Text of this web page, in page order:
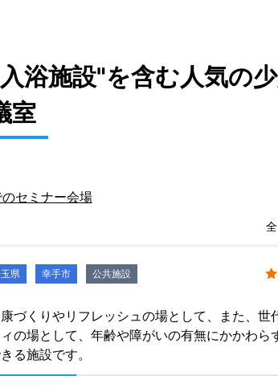
浴施設"を含む人気の
室
セミナー会場
県 幸手市 公共施設
づくりやリフレッシュの場として、また、世
の場として、年齢や障がいの有無にかかわら
る施設です。